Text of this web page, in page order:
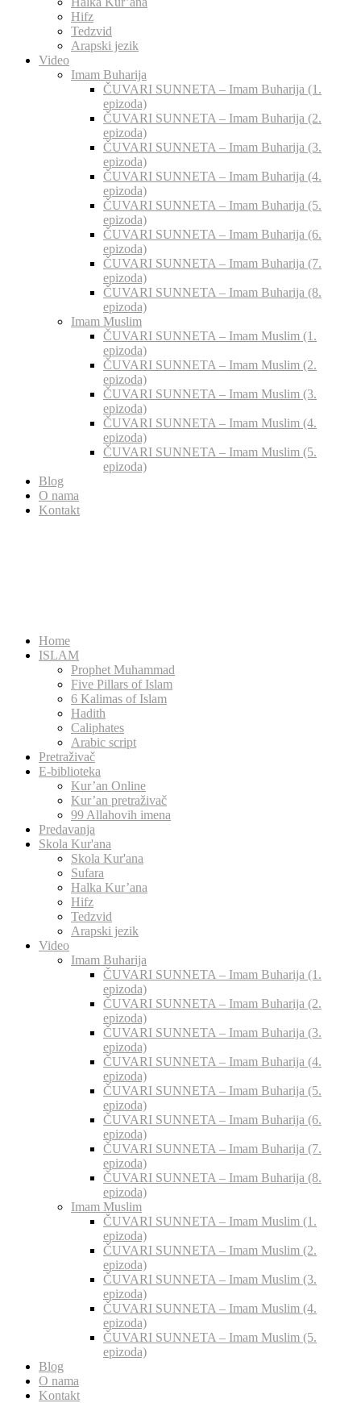
Hifz
Tedzvid
Arapski jezik
Video
Imam Buharija
ČUVARI SUNNETA – Imam Buharija (1.
epizoda)
ČUVARI SUNNETA – Imam Buharija (2.
epizoda)
ČUVARI SUNNETA – Imam Buharija (3.
epizoda)
ČUVARI SUNNETA – Imam Buharija (4.
epizoda)
ČUVARI SUNNETA – Imam Buharija (5.
epizoda)
ČUVARI SUNNETA – Imam Buharija (6.
epizoda)
ČUVARI SUNNETA – Imam Buharija (7.
epizoda)
ČUVARI SUNNETA – Imam Buharija (8.
epizoda)
Imam Muslim
ČUVARI SUNNETA – Imam Muslim (1.
epizoda)
ČUVARI SUNNETA – Imam Muslim (2.
epizoda)
ČUVARI SUNNETA – Imam Muslim (3.
epizoda)
ČUVARI SUNNETA – Imam Muslim (4.
epizoda)
ČUVARI SUNNETA – Imam Muslim (5.
epizoda)
Blog
O nama
Kontakt
Home
ISLAM
Prophet Muhammad
Five Pillars of Islam
6 Kalimas of Islam
Hadith
Caliphates
Arabic script
Pretraživač
E-biblioteka
Kur’an Online
Kur’an pretraživač
99 Allahovih imena
Predavanja
Skola Kur'ana
Skola Kur'ana
Sufara
Halka Kur’ana
Hifz
Tedzvid
Arapski jezik
Video
Imam Buharija
ČUVARI SUNNETA – Imam Buharija (1.
epizoda)
ČUVARI SUNNETA – Imam Buharija (2.
epizoda)
ČUVARI SUNNETA – Imam Buharija (3.
epizoda)
ČUVARI SUNNETA – Imam Buharija (4.
epizoda)
ČUVARI SUNNETA – Imam Buharija (5.
epizoda)
ČUVARI SUNNETA – Imam Buharija (6.
epizoda)
ČUVARI SUNNETA – Imam Buharija (7.
epizoda)
ČUVARI SUNNETA – Imam Buharija (8.
epizoda)
Imam Muslim
ČUVARI SUNNETA – Imam Muslim (1.
epizoda)
ČUVARI SUNNETA – Imam Muslim (2.
epizoda)
ČUVARI SUNNETA – Imam Muslim (3.
epizoda)
ČUVARI SUNNETA – Imam Muslim (4.
epizoda)
ČUVARI SUNNETA – Imam Muslim (5.
epizoda)
Blog
O nama
Kontakt